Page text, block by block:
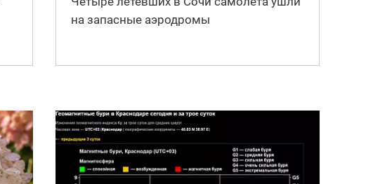
на запасные аэродромы